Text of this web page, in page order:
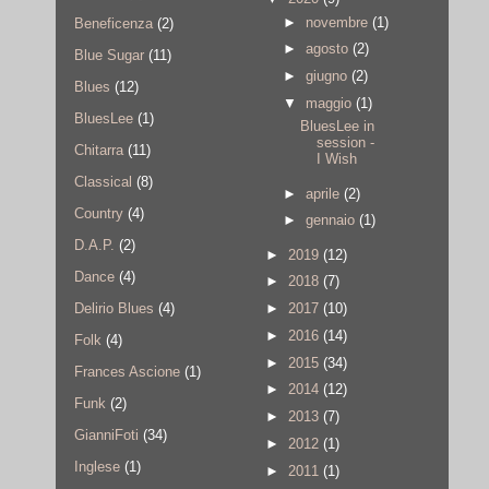
Beneficenza (2)
Blue Sugar (11)
Blues (12)
BluesLee (1)
Chitarra (11)
Classical (8)
Country (4)
D.A.P. (2)
Dance (4)
Delirio Blues (4)
Folk (4)
Frances Ascione (1)
Funk (2)
GianniFoti (34)
Inglese (1)
► novembre (1)
► agosto (2)
► giugno (2)
▼ maggio (1)
BluesLee in
session -
I Wish
► aprile (2)
► gennaio (1)
► 2019 (12)
► 2018 (7)
► 2017 (10)
► 2016 (14)
► 2015 (34)
► 2014 (12)
► 2013 (7)
► 2012 (1)
► 2011 (1)